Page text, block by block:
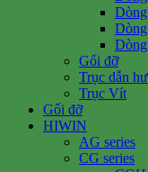
Gối đỡ
Trục dẫn
Trục Vít
Gối đỡ
HIWIN
AG series
CG series